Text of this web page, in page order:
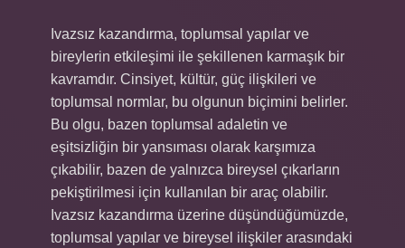
Ivazsız kazandırma, toplumsal yapılar ve
bireylerin etkileşimi ile şekillenen karmaşık bir
kavramdır. Cinsiyet, kültür, güç ilişkileri ve
toplumsal normlar, bu olgunun biçimini belirler.
Bu olgu, bazen toplumsal adaletin ve
eşitsizliğin bir yansıması olarak karşımıza
çıkabilir, bazen de yalnızca bireysel çıkarların
pekiştirilmesi için kullanılan bir araç olabilir.
Ivazsız kazandırma üzerine düşündüğümüzde,
toplumsal yapılar ve bireysel ilişkiler arasındaki